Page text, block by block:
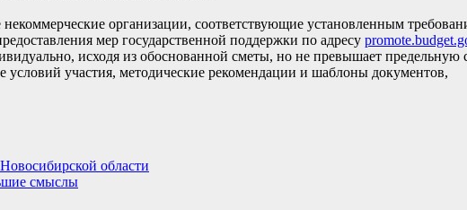
организации, соответствующие установленным
мер государственной поддержки по адресу
исходя из обоснованной сметы, но не превышает предельную
участия, методические рекомендации и шаблоны документов,
области
смыслы